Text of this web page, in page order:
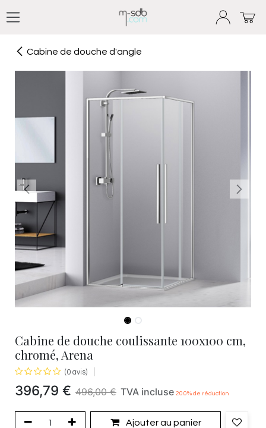
Cabine de douche d'angle
Cabine de douche coulissante 100x100 cm,
chromé, Arena
(0 avis)
396,79 € 496,00€ TVA incluse 20.0% de réduction
Ajouter au panier